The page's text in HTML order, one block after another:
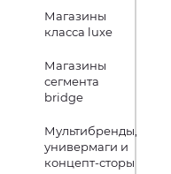
Магазины
класса luxe
Магазины
сегмента
bridge
Мультибренды,
универмаги и
концепт-сторы